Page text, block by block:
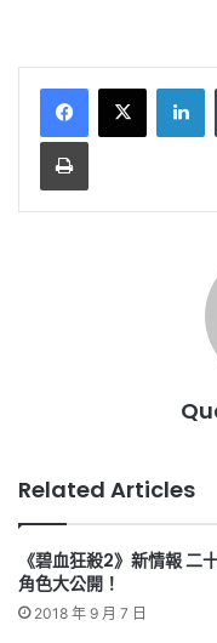
Print
Related Articles
《碧血狂殺2》新情報 二
角色大公開！
2018 年 9 月 7 日